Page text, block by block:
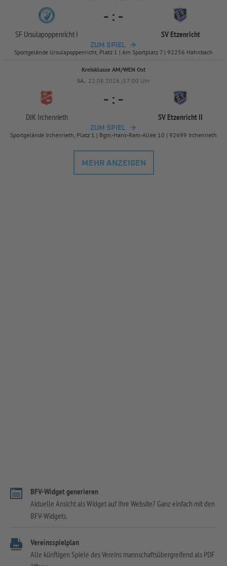
SF Ursulapoppenricht I
- : -
SV Etzenricht
ZUM SPIEL
Sportgelände Ursulapoppenricht, Platz 1 | Am Sportplatz 7 | 92256 Hahnbach
Kreisklasse AM/WEN Ost
SA.. 22.08.2026 /17:00 Uhr
DJK Irchenrieth
- : -
SV Etzenricht II
ZUM SPIEL
Sportgelände Irchenrieth, Platz 1 | Bgm.-Hans-Ram-Allee 10 | 92699 Irchenrieth
MEHR ANZEIGEN
BFV-Widget generieren
Aktuelle Ansicht als Widget auf Ihre Website? Ganz einfach mit den
BFV-Widgets.
Vereinsspielplan
Alle künftigen Spiele des Vereins mannschaftsübergreifend als PDF